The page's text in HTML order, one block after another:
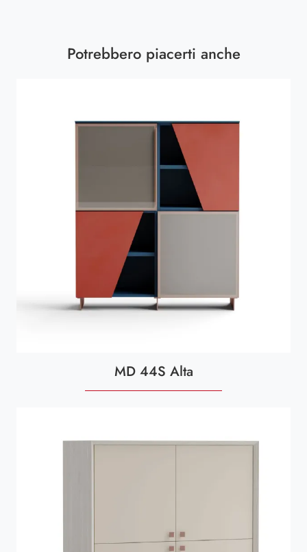
Potrebbero piacerti anche
MD 44S Alta